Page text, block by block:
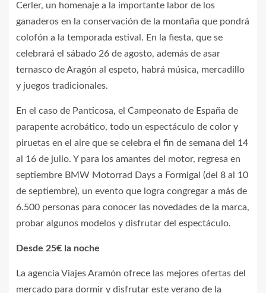
Cerler, un homenaje a la importante labor de los
ganaderos en la conservación de la montaña que pondrá
colofón a la temporada estival. En la fiesta, que se
celebrará el sábado 26 de agosto, además de asar
ternasco de Aragón al espeto, habrá música, mercadillo
y juegos tradicionales.
En el caso de Panticosa, el Campeonato de España de
parapente acrobático, todo un espectáculo de color y
piruetas en el aire que se celebra el fin de semana del 14
al 16 de julio. Y para los amantes del motor, regresa en
septiembre BMW Motorrad Days a Formigal (del 8 al 10
de septiembre), un evento que logra congregar a más de
6.500 personas para conocer las novedades de la marca,
probar algunos modelos y disfrutar del espectáculo.
Desde 25€ la noche
La agencia Viajes Aramón ofrece las mejores ofertas del
mercado para dormir y disfrutar este verano de la